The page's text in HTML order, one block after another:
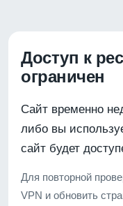
Доступ к
ограничен
Сайт временно
либо вы
сайт будет
Для повторной
VPN и обновить